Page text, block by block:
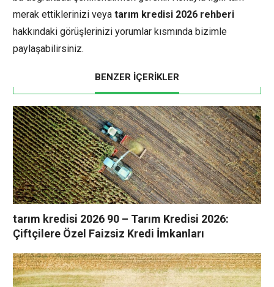
merak ettiklerinizi veya tarım kredisi 2026 rehberi
hakkındaki görüşlerinizi yorumlar kısmında bizimle
paylaşabilirsiniz.
BENZER İÇERİKLER
tarım kredisi 2026 90 – Tarım Kredisi 2026:
Çiftçilere Özel Faizsiz Kredi İmkanları